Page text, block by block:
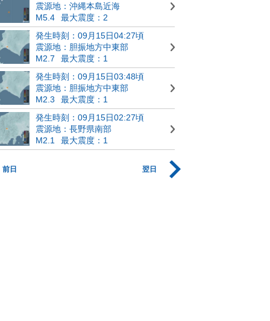
震源地：沖縄本島近海
M5.4
最大震度：2
発生時刻：09月15日04:27頃
震源地：胆振地方中東部
M2.7
最大震度：1
発生時刻：09月15日03:48頃
震源地：胆振地方中東部
M2.3
最大震度：1
発生時刻：09月15日02:27頃
震源地：長野県南部
M2.1
最大震度：1
前日 翌日